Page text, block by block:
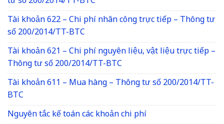
Tài khoản 622 – Chi phí nhân công trực tiếp – Thông tư
số 200/2014/TT-BTC
Tài khoản 621 – Chi phí nguyên liệu, vật liệu trực tiếp –
Thông tư số 200/2014/TT-BTC
Tài khoản 611 – Mua hàng – Thông tư số 200/2014/TT-
BTC
Nguyên tắc kế toán các khoản chi phí